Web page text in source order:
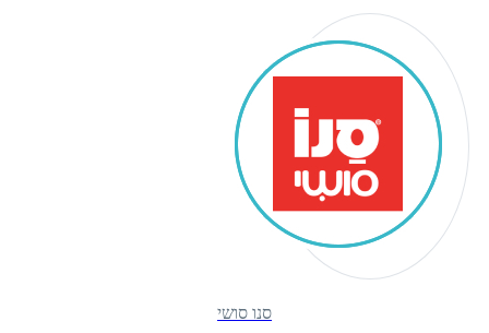
סנו סושי